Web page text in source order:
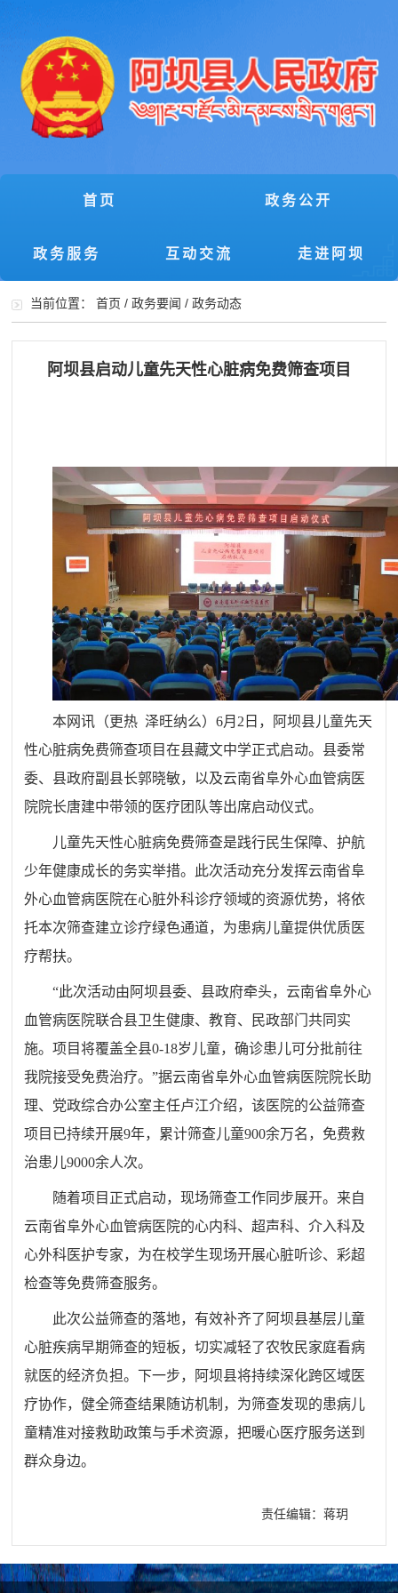
首页 政务公开
政务服务 互动交流 走进阿坝
当前位置：首页 /政务要闻 /政务动态
阿坝县启动儿童先天性心脏病免费筛查项目
本网讯（更热 泽旺纳么）6月2日，阿坝县儿童先天
性心脏病免费筛查项目在县藏文中学正式启动。县委常
委、 县政府副县长郭晓敏，以及云南省阜外心血管病医
院院长唐建中带领的医疗团队等出席启动仪式。
儿童先天性心脏病免费筛查是践行民生保障、护航
少年健康成长的务实举措。此次活动充分发挥云南省阜
外心血管病医院在心脏外科诊疗领域的资源优势，将依
托本次筛查建立诊疗绿色通道，为患病儿童提供优质医
疗帮扶。
“此次活动由阿坝县委、县政府牵头，云南省阜外心
血管病医院联合县卫生健康、教育、民政部门共同实
施。项目将覆盖全县0-18岁儿童，确诊患儿可分批前往
我院接受免费治疗。”据云南省阜外心血管病医院院长助
理、党政综合办公室主任卢江介绍，该医院的公益筛查
项目已持续开展9年，累计筛查儿童900余万名，免费救
治患儿9000余人次。
随着项目正式启动，现场筛查工作同步展开。来自
云南省阜外心血管病医院的心内科、超声科、介入科及
心外科医护专家，为在校学生现场开展心脏听诊、彩超
检查等免费筛查服务。
此次公益筛查的落地，有效补齐了阿坝县基层儿童
心脏疾病早期筛查的短板，切实减轻了农牧民家庭看病
就医的经济负担。下一步，阿坝县将持续深化跨区域医
疗协作，健全筛查结果随访机制，为筛查发现的患病儿
童精准对接救助政策与手术资源，把暖心医疗服务送到
群众身边。
责任编辑：蒋玥